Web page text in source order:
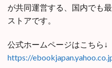
が共同運営する、国内でも
ストアです。
公式ホームページはこちら↓
https://